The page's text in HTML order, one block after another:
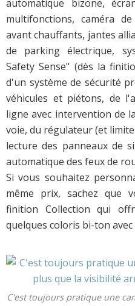
automatique bizone,
multifonctions, caméra
avant chauffants, jantes
de parking électrique,
Safety Sense" (dès la
d'un système de sécurité
véhicules et piétons, de
ligne avec intervention de
voie, du régulateur (et
lecture des panneaux de
automatique des feux de
Si vous souhaitez
même prix, sachez que
finition Collection qui
quelques coloris bi-ton
C'est toujours pratique une